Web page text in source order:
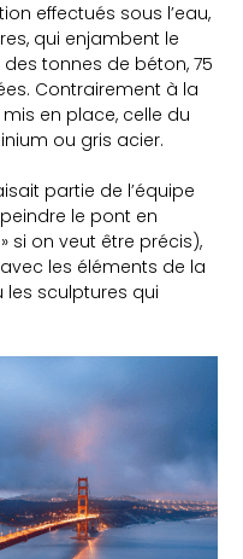
effectués sous l’eau,
qui enjambent le
des tonnes de béton, 75
Contrairement à la
en place, celle du
ou gris acier.
partie de l’équipe
le pont en
si on veut être précis),
les éléments de la
les sculptures qui